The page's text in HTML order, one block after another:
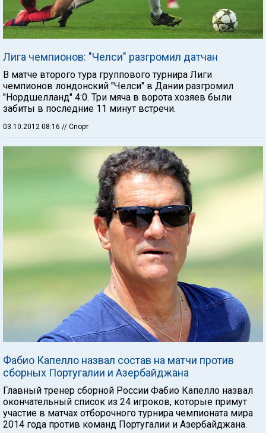
Лига чемпионов: "Челси" разгромил датчан
В матче второго тура группового турнира Лиги
чемпионов лондонский "Челси" в Дании разгромил
"Нордшелланд" 4:0. Три мяча в ворота хозяев были
забиты в последние 11 минут встречи.
03.10.2012 08:16 // Спорт
Фабио Капелло назвал состав на матчи против
сборных Португалии и Азербайджана
Главный тренер сборной России Фабио Капелло назвал
окончательный список из 24 игроков, которые примут
участие в матчах отборочного турнира чемпионата мира
2014 года против команд Португалии и Азербайджана.